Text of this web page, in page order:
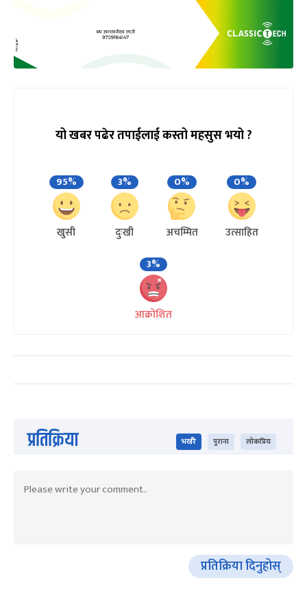
यो खबर पढेर तपाईलाई कस्तो महसुस भयो ?
95%
खुसी
3%
दुःखी
0%
अचम्मित
0%
उत्साहित
3%
आक्रोशित
प्रतिक्रिया भर्खरै पुराना लोकप्रिय
प्रतिक्रिया दिनुहोस्